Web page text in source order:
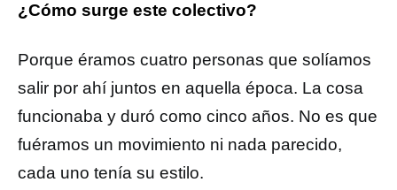
¿Cómo surge este colectivo?
Porque éramos cuatro personas que solíamos
salir por ahí juntos en aquella época. La cosa
funcionaba y duró como cinco años. No es que
fuéramos un movimiento ni nada parecido,
cada uno tenía su estilo.